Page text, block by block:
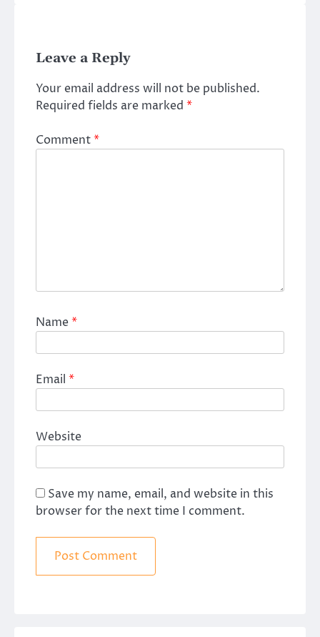
Leave a Reply
Your email address will not be published.
Required fields are marked *
Comment*
Name*
Email *
Website
Save my name, email, and website in this
browser for the next time I comment.